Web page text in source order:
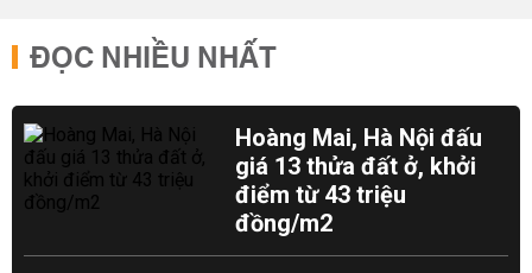
ĐỌC NHIỀU NHẤT
Hoàng Mai, Hà Nội đấu
giá 13 thửa đất ở, khởi
điểm từ 43 triệu
đồng/m2